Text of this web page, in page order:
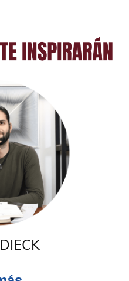
MORIS DIECK